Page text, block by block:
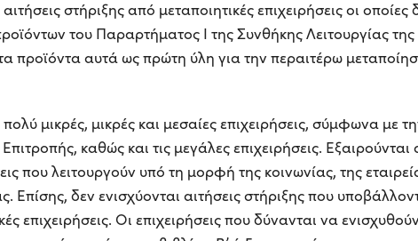
στήριξης από μεταποιητικές επιχειρήσεις οι
του Παραρτήματος Ι της Συνθήκης Λειτουργίας
προϊόντα αυτά ως πρώτη ύλη για την περαιτέρω
πολύ μικρές, μικρές και μεσαίες επιχειρήσεις, σύμφωνα με
καθώς και τις μεγάλες επιχειρήσεις.
που λειτουργούν υπό τη μορφή της κοινωνίας, της
Επίσης, δεν ενισχύονται αιτήσεις στήριξης που
επιχειρήσεις. Οι επιχειρήσεις που δύνανται να